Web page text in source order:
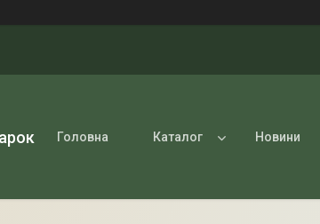
Головна Каталог Новини